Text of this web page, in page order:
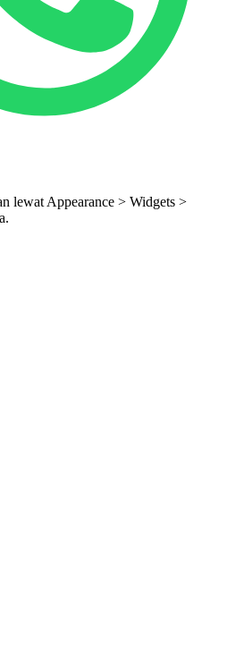
lewat Appearance > Widgets >